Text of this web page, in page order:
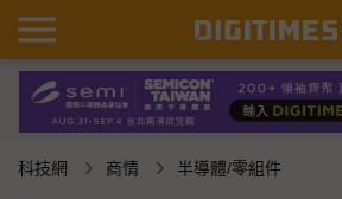
科技網 商情 半導體/零組件